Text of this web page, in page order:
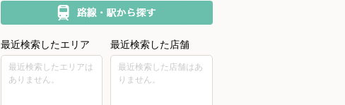
最近検索したエリア
最近検索したエリアは
ありません。
最近検索した店舗
最近検索した店舗はあ
りません。